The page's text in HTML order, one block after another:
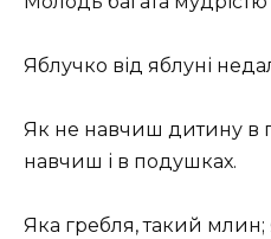
Яблучко від яблуні
Як не навчиш дитину в
навчиш і в подушках.
Яка гребля, такий млин;